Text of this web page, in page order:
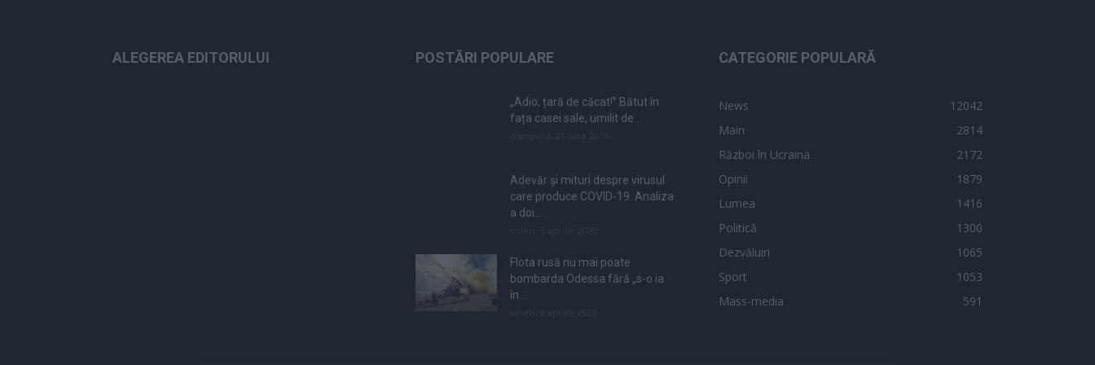
ALEGEREA EDITORULUI POSTĂRI POPULARE
„Adio, țară de căcat!” Bătut în
fața casei sale, umilit de...
Adevăr și mituri despre virusul
care produce COVID-19. Analiza
a doi...
Flota rusă nu mai poate
bombarda Odessa fără „s-o ia
în...
CATEGORIE POPULARĂ
News
12042
Main
2814
Război în Ucraina
2172
Opinii
1879
Lumea
1416
Politică
1300
Dezvăluiri
1065
Sport
1053
Mass-media
591